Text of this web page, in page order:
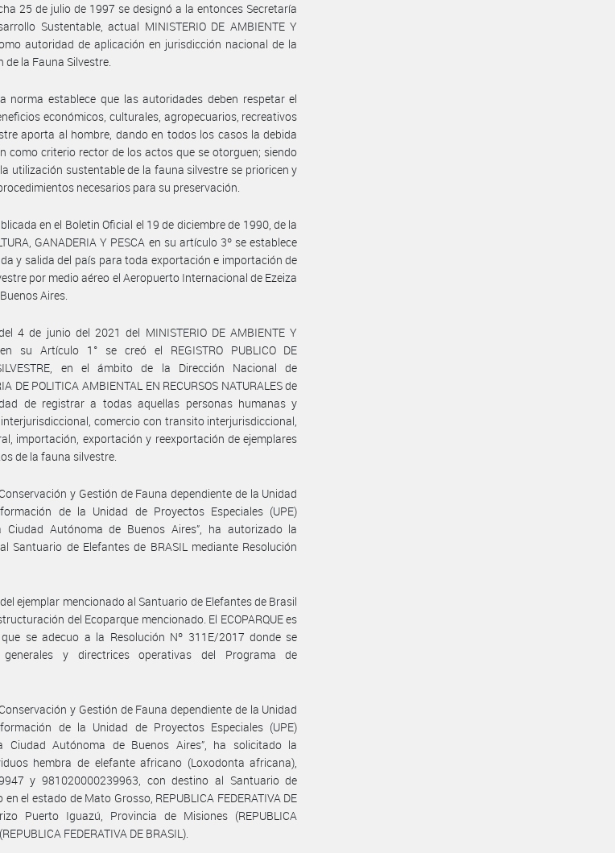
25 de julio de 1997 se designó a la entonces Secretaría
Sustentable, actual MINISTERIO DE AMBIENTE Y
como autoridad de aplicación en jurisdicción nacional de la
de la Fauna Silvestre.
norma establece que las autoridades deben respetar el
económicos, culturales, agropecuarios, recreativos
aporta al hombre, dando en todos los casos la debida
como criterio rector de los actos que se otorguen; siendo
utilización sustentable de la fauna silvestre se prioricen y
necesarios para su preservación.
en el Boletin Oficial el 19 de diciembre de 1990, de la
GANADERIA Y PESCA en su artículo 3º se establece
y salida del país para toda exportación e importación de
por medio aéreo el Aeropuerto Internacional de Ezeiza
Aires.
4 de junio del 2021 del MINISTERIO DE AMBIENTE Y
en su Artículo 1° se creó el REGISTRO PUBLICO DE
en el ámbito de la Dirección Nacional de
DE POLITICA AMBIENTAL EN RECURSOS NATURALES de
de registrar a todas aquellas personas humanas y
comercio con transito interjurisdiccional,
importación, exportación y reexportación de ejemplares
de la fauna silvestre.
y Gestión de Fauna dependiente de la Unidad
de la Unidad de Proyectos Especiales (UPE)
Ciudad Autónoma de Buenos Aires”, ha autorizado la
Santuario de Elefantes de BRASIL mediante Resolución
ejemplar mencionado al Santuario de Elefantes de Brasil
del Ecoparque mencionado. El ECOPARQUE es
se adecuo a la Resolución Nº 311E/2017 donde se
y directrices operativas del Programa de
y Gestión de Fauna dependiente de la Unidad
de la Unidad de Proyectos Especiales (UPE)
Ciudad Autónoma de Buenos Aires”, ha solicitado la
hembra de elefante africano (Loxodonta africana),
y 981020000239963, con destino al Santuario de
el estado de Mato Grosso, REPUBLICA FEDERATIVA DE
Puerto Iguazú, Provincia de Misiones (REPUBLICA
FEDERATIVA DE BRASIL).